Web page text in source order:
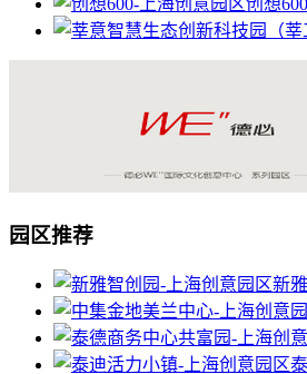
创想600
园区推荐
新